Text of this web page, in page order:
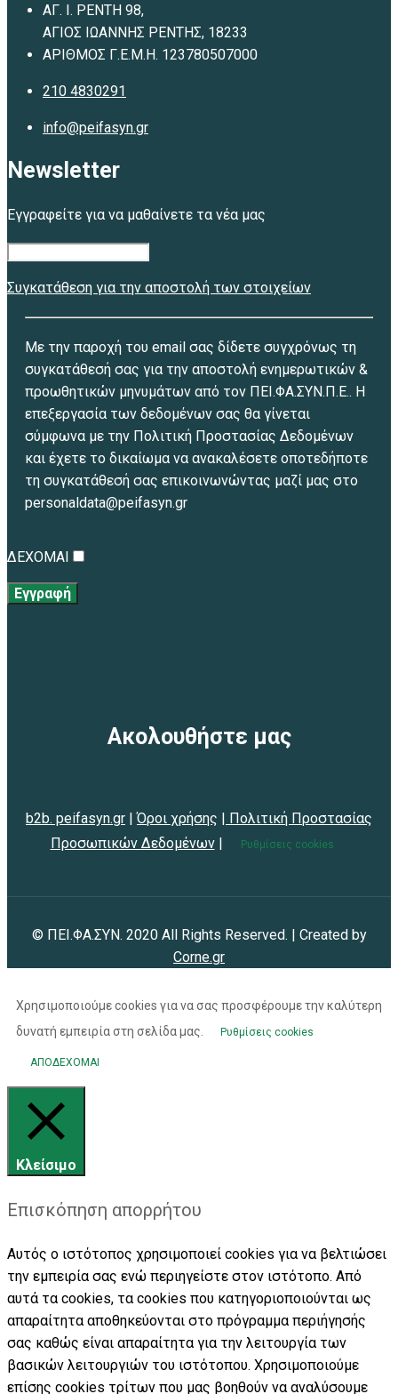
ΑΓ. Ι. ΡΕΝΤΗ 98,
ΑΓΙΟΣ ΙΩΑΝΝΗΣ ΡΕΝΤΗΣ, 18233
ΑΡΙΘΜΟΣ Γ.Ε.Μ.Η. 123780507000
210 4830291
info@peifasyn.gr
Newsletter
Εγγραφείτε για να μαθαίνετε τα νέα μας
Συγκατάθεση για την αποστολή των στοιχείων
Με την παροχή του email σας δίδετε συγχρόνως τη
συγκατάθεσή σας για την αποστολή ενημερωτικών &
προωθητικών μηνυμάτων από τον ΠΕΙ.ΦΑ.ΣΥΝ.Π.Ε.. Η
επεξεργασία των δεδομένων σας θα γίνεται
σύμφωνα με την Πολιτική Προστασίας Δεδομένων
και έχετε το δικαίωμα να ανακαλέσετε οποτεδήποτε
τη συγκατάθεσή σας επικοινωνώντας μαζί μας στο
personaldata@peifasyn.gr
ΔΕΧΟΜΑΙ
Εγγραφή
Ακολουθήστε μας
b2b. peifasyn.gr |Όροι χρήσης | Πολιτική Προστασίας
Προσωπικών Δεδομένων| Ρυθμίσεις cookies
© ΠΕΙ.ΦΑ.ΣΥΝ. 2020 All Rights Reserved. | Created by
Corne.gr
Χρησιμοποιούμε cookies για να σας προσφέρουμε την καλύτερη
δυνατή εμπειρία στη σελίδα μας.
Ρυθμίσεις cookies
ΑΠΟΔΕΧΟΜΑΙ
Κλείσιμο
Επισκόπηση απορρήτου
Αυτός ο ιστότοπος χρησιμοποιεί cookies για να βελτιώσει
την εμπειρία σας ενώ περιηγείστε στον ιστότοπο. Από
αυτά τα cookies, τα cookies που κατηγοριοποιούνται ως
απαραίτητα αποθηκεύονται στο πρόγραμμα περιήγησής
σας καθώς είναι απαραίτητα για την λειτουργία των
βασικών λειτουργιών του ιστότοπου. Χρησιμοποιούμε
επίσης cookies τρίτων που μας βοηθούν να αναλύσουμε